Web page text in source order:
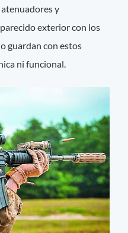
y
exterior con los
guardan con estos
ni funcional.